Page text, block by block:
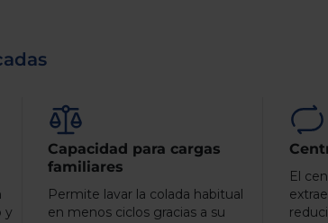
y
Capacidad para cargas
familiares
Permite lavar la colada habitual
en menos ciclos gracias a su
El